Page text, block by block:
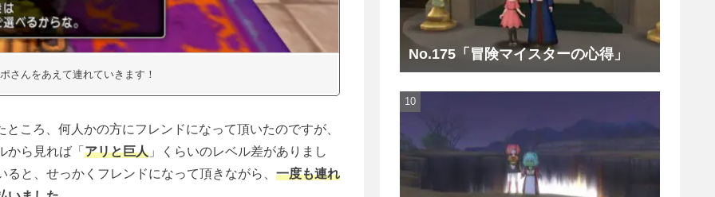
さんをあえて連れていきます！
ころ、何人かの方にフレンドになって頂いたのですが、
から見れば「 アリと巨人 」くらいのレベル差がありまし
ると、せっかくフレンドになって頂きながら、 一度も連れ
No.175「冒険マイスターの心得」